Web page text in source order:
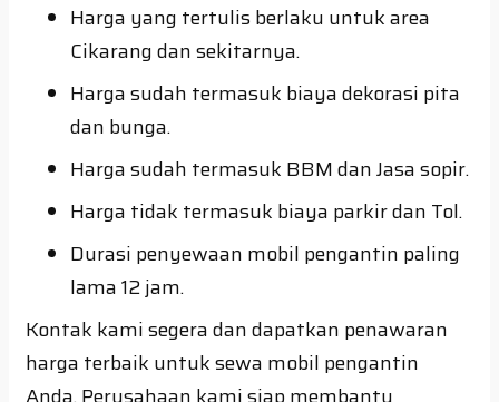
Harga yang tertulis berlaku untuk area
Cikarang dan sekitarnya.
Harga sudah termasuk biaya dekorasi pita
dan bunga.
Harga sudah termasuk BBM dan Jasa sopir.
Harga tidak termasuk biaya parkir dan Tol.
Durasi penyewaan mobil pengantin paling
lama 12 jam.
Kontak kami segera dan dapatkan penawaran
harga terbaik untuk sewa mobil pengantin